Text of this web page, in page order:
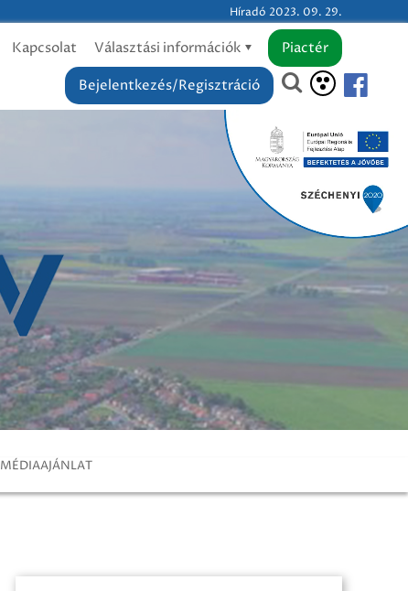
Híradó 2023. 09. 29.
Kapcsolat Választási információk
Piactér
Bejelentkezés/Regisztráció
MÉDIAAJÁNLAT